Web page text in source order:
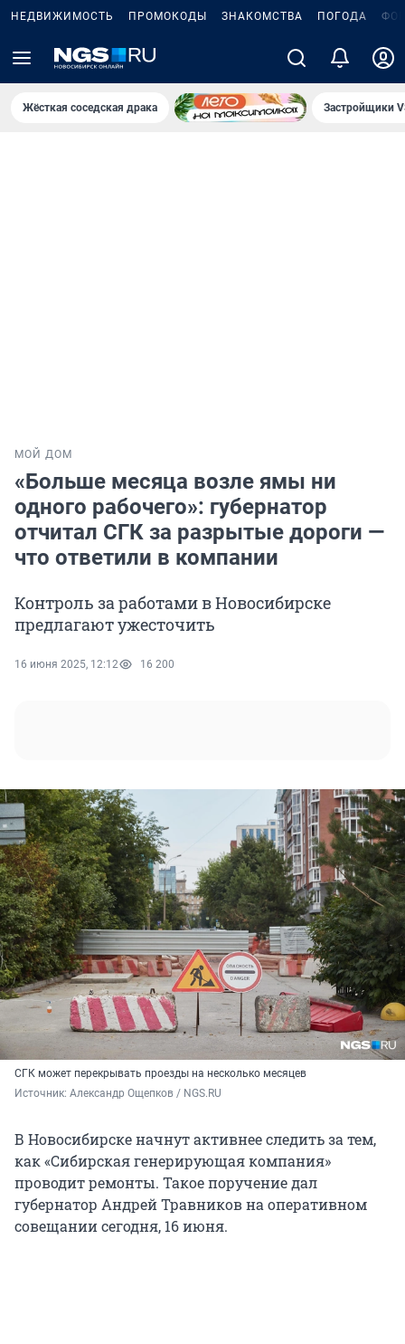
НЕДВИЖИМОСТЬ ПРОМОКОДЫ ЗНАКОМСТВА ПОГОДА
Жёсткая соседская драка Застройщики
МОЙ ДОМ
«Больше месяца возле ямы ни
одного рабочего»: губернатор
отчитал СГК за разрытые дороги —
что ответили в компании
Контроль за работами в Новосибирске
предлагают ужесточить
16 июня 2025, 12:12 16 200
СГК может перекрывать проезды на несколько месяцев
Источник: Александр Ощепков / NGS.RU
В Новосибирске начнут активнее следить за тем,
как «Сибирская генерирующая компания»
проводит ремонты. Такое поручение дал
губернатор Андрей Травников на оперативном
совещании сегодня, 16 июня.